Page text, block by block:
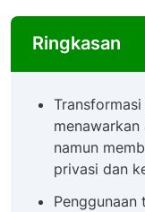
Ringkasan
namun
privasi dan